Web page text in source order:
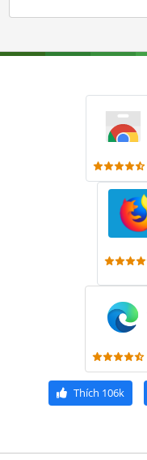
Thích 106k